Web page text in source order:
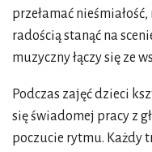
przełamać
radością stanąć na
muzyczny łączy się ze
Podczas zajęć dzieci
się świadomej pracy z
poczucie rytmu. Każdy